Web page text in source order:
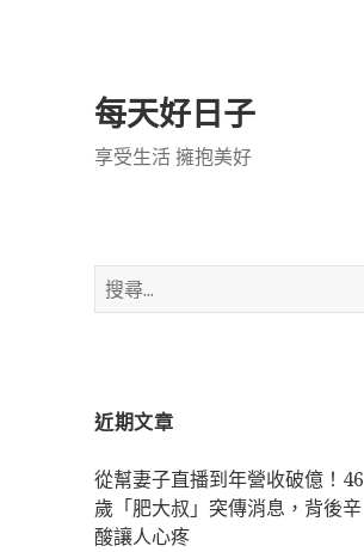
每天好日子
享受生活 擁抱美好
搜
尋
近期文章
從幫妻子直播到年營收破億！46
歲「肥大叔」突傳消息，背後辛
酸讓人心疼